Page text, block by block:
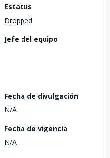
Estatus
Dropped
Jefe del equipo
Fecha de divulgación
N/A
Fecha de vigencia
N/A